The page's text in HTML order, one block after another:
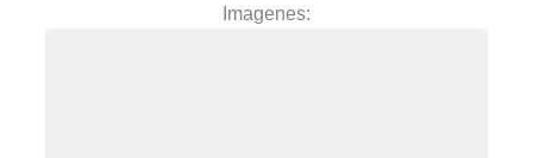
Imagenes: